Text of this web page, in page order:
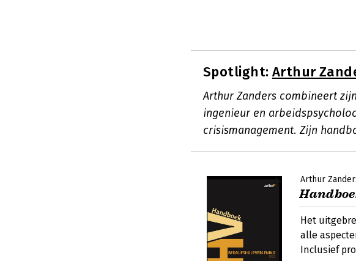
Spotlight: Arthur
Arthur Zanders combineert
ingenieur en
crisismanagement. Zijn
Arthur
Het
alle
Inclusief